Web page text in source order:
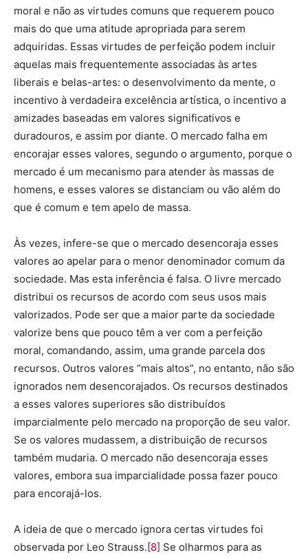
moral e não as virtudes comuns que requerem pouco
mais do que uma atitude apropriada para serem
adquiridas. Essas virtudes de perfeição podem incluir
aquelas mais frequentemente associadas às artes
liberais e belas-artes: o desenvolvimento da mente, o
incentivo à verdadeira excelência artística, o incentivo a
amizades baseadas em valores significativos e
duradouros, e assim por diante. O mercado falha em
encorajar esses valores, segundo o argumento, porque o
mercado é um mecanismo para atender às massas de
homens, e esses valores se distanciam ou vão além do
que é comum e tem apelo de massa.
Às vezes, infere-se que o mercado desencoraja esses
valores ao apelar para o menor denominador comum da
sociedade. Mas esta inferência é falsa. O livre mercado
distribui os recursos de acordo com seus usos mais
valorizados. Pode ser que a maior parte da sociedade
valorize bens que pouco têm a ver com a perfeição
moral, comandando, assim, uma grande parcela dos
recursos. Outros valores “mais altos”, no entanto, não são
ignorados nem desencorajados. Os recursos destinados
a esses valores superiores são distribuídos
imparcialmente pelo mercado na proporção de seu valor.
Se os valores mudassem, a distribuição de recursos
também mudaria. O mercado não desencoraja esses
valores, embora sua imparcialidade possa fazer pouco
para encorajá-los.
A ideia de que o mercado ignora certas virtudes foi
observada por Leo Strauss.[8] Se olharmos para as